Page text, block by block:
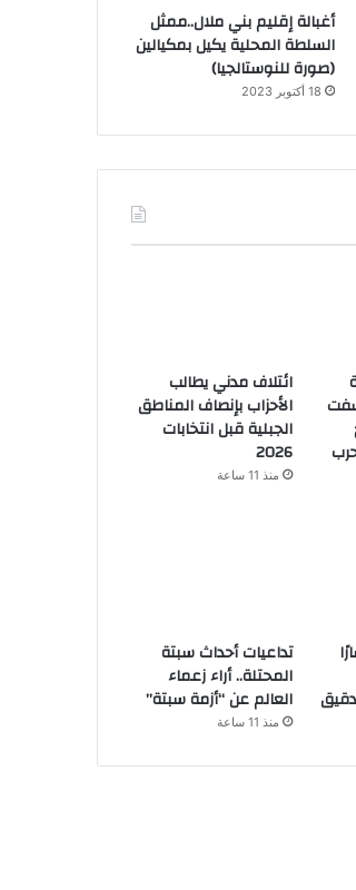
أغبالة إقليم بني ملال..ممثل
السلطة المحلية يكيل بمكيالين
(صورة للنوستالجيا)
18 أكتوبر 2023
ائتلاف مدني يطالب
الأحزاب بإنصاف المناطق
الجبلية قبل انتخابات
2026
منذ 11 ساعة
تداعيات أحداث سبتة
المحتلة.. أراء زعماء
العالم عن “أزمة سبتة”
منذ 11 ساعة